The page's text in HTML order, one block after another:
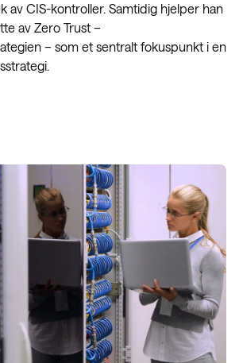
av CIS-kontroller. Samtidig hjelper han
av Zero Trust –
– som et sentralt fokuspunkt i en